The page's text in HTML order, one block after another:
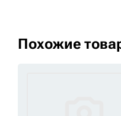
Похожие